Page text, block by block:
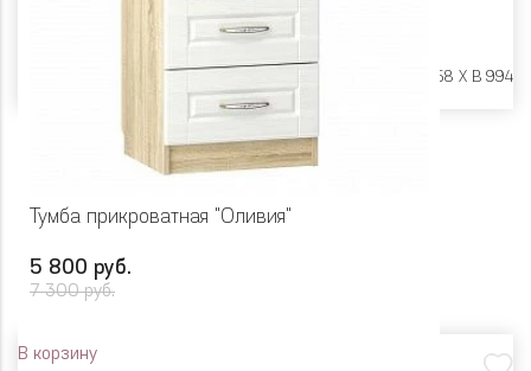
Ш 1690 X Г 2058 X В 994
Тумба прикроватная "Оливия"
5 800 руб.
7 300 руб.
В корзину